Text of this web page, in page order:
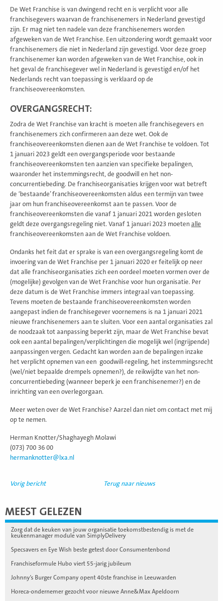
De Wet Franchise is van dwingend recht en is verplicht voor alle
franchisegevers waarvan de franchisenemers in Nederland gevestigd
zijn. Er mag niet ten nadele van deze franchisenemers worden
afgeweken van de Wet Franchise. Een uitzondering wordt gemaakt voor
franchisenemers die niet in Nederland zijn gevestigd. Voor deze groep
franchisenemer kan worden afgeweken van de Wet Franchise, ook in
het geval de franchisegever wel in Nederland is gevestigd en/of het
Nederlands recht van toepassing is verklaard op de
franchiseovereenkomsten.
OVERGANGSRECHT:
Zodra de Wet Franchise van kracht is moeten alle franchisegevers en
franchisenemers zich confirmeren aan deze wet. Ook de
franchiseovereenkomsten dienen aan de Wet Franchise te voldoen. Tot
1 januari 2023 geldt een overgangsperiode voor bestaande
franchiseovereenkomsten ten aanzien van specifieke bepalingen,
waaronder het instemmingsrecht, de goodwill en het non-
concurrentiebeding. De franchiseorganisaties krijgen voor wat betreft
de ‘bestaande’ franchiseovereenkomsten aldus een termijn van twee
jaar om hun franchiseovereenkomst aan te passen. Voor de
franchiseovereenkomsten die vanaf 1 januari 2021 worden gesloten
geldt deze overgangsregeling niet. Vanaf 1 januari 2023 moeten alle
franchiseovereenkomsten aan de Wet Franchise voldoen.
Ondanks het feit dat er sprake is van een overgangsregeling komt de
invoering van de Wet Franchise per 1 januari 2020 er feitelijk op neer
dat alle franchiseorganisaties zich een oordeel moeten vormen over de
(mogelijke) gevolgen van de Wet Franchise voor hun organisatie. Per
deze datum is de Wet Franchise immers integraal van toepassing.
Tevens moeten de bestaande franchiseovereenkomsten worden
aangepast indien de franchisegever voornemens is na 1 januari 2021
nieuwe franchisenemers aan te sluiten. Voor een aantal organisaties zal
de noodzaak tot aanpassing beperkt zijn, maar de Wet Franchise bevat
ook een aantal bepalingen/verplichtingen die mogelijk wel (ingrijpende)
aanpassingen vergen. Gedacht kan worden aan de bepalingen inzake
het verplicht opnemen van een goodwill-regeling, het instemmingsrecht
(wel/niet bepaalde drempels opnemen?), de reikwijdte van het non-
concurrentiebeding (wanneer beperk je een franchisenemer?) en de
inrichting van een overlegorgaan.
Meer weten over de Wet Franchise? Aarzel dan niet om contact met mij
op te nemen.
Herman Knotter/Shaghayegh Molawi
(073) 700 36 00
hermanknotter@lxa.nl
Vorig bericht Terug naar nieuws
MEEST GELEZEN
Zorg dat de keuken van jouw organisatie toekomstbestendig is met de
keukenmanager module van SimplyDelivery
Specsavers en Eye Wish beste getest door Consumentenbond
Franchiseformule Hubo viert 55-jarig jubileum
Johnny’s Burger Company opent 40ste franchise in Leeuwarden
Horeca-ondernemer gezocht voor nieuwe Anne&Max Apeldoorn